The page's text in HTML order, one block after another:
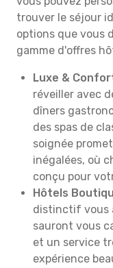
trouver le séjour
options que vous
gamme d'offres
Luxe &
réveiller avec
dîners
des spas de
soignée
inégalées, où
conçu pour
Hôtels
distinctif vous
sauront vous
et un service
expérience